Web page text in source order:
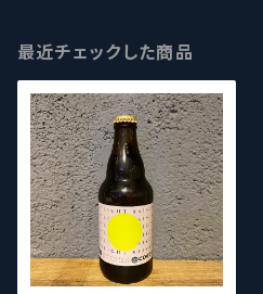
最近チェックした商品